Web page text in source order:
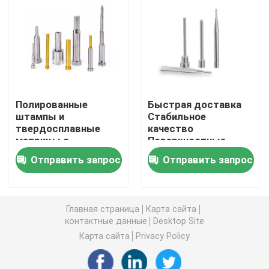
Карбид калибруя вставку
Компоненты прессформы пунша
Борштанги с резцами карбида
Материал карбида вольфрама
Карбид продевая нитку вставки
Отрезка вставки
цилиндрического
шлифования
Полированные
штампы и
твердосплавные
матрицы с
шероховатостью
поверхности
RZ~~0,2 мкм для
энергетические
транспортные
Отправить запрос
Быстрая доставка
Стабильное
качество
Поверхностные
твердосплавные
штампы и штампы
для производства
Отправить запрос
Главная страница
Карта сайта
контактные данные
Desktop Site
Карта сайта
Privacy Policy